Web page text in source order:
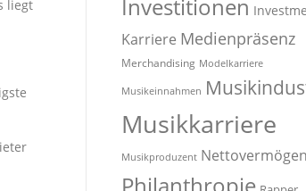
liegt
Investitionen
Karriere Medienpräsenz
Merchandising Modelkarriere
Musikeinnahmen
Musikkarriere
Musikproduzent Nettovermögen